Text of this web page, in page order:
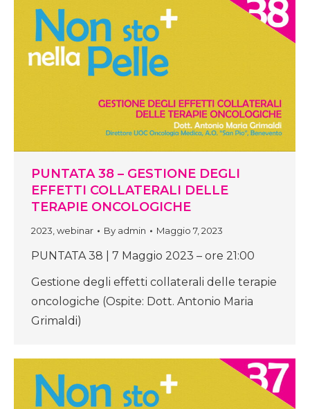
PUNTATA 38 – GESTIONE DEGLI
EFFETTI COLLATERALI DELLE
TERAPIE ONCOLOGICHE
2023 webinar By admin Maggio 7, 2023
PUNTATA 38 | 7 Maggio 2023 – ore 21:00
Gestione degli effetti collaterali delle terapie
oncologiche (Ospite: Dott. Antonio Maria
Grimaldi)